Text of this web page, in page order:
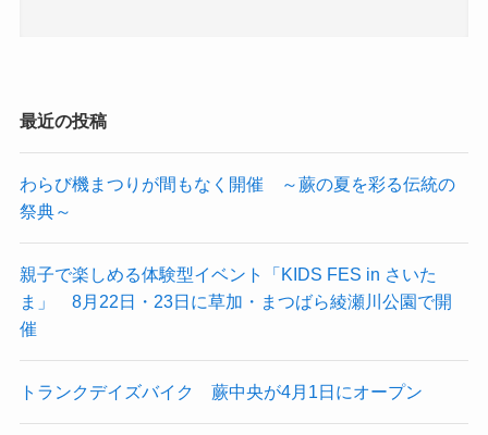
最近の投稿
わらび機まつりが間もなく開催 ～蕨の夏を彩る伝統の
祭典～
親子で楽しめる体験型イベント「KIDS FES in さいた
ま」 8月22日・23日に草加・まつばら綾瀬川公園で開
催
トランクデイズバイク 蕨中央が4月1日にオープン